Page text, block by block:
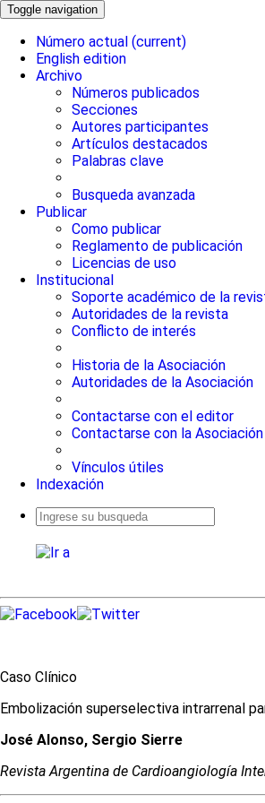
Toggle navigation
Número actual (current)
English edition
Archivo
Números publicados
Secciones
Autores participantes
Artículos destacados
Palabras clave
Busqueda avanzada
Publicar
Como publicar
Reglamento de publicación
Licencias de uso
Institucional
Soporte académico de la
Autoridades de la revista
Conflicto de interés
Historia de la Asociación
Autoridades de la Asociación
Contactarse con el editor
Contactarse con la Asociación
Vínculos útiles
Indexación
Caso Clínico
Embolización superselectiva intrarrenal
José Alonso, Sergio Sierre
Revista Argentina de Cardioangiologí­a